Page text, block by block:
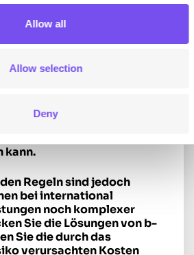
Allow all
Allow selection
Deny
. Obwohl er auch verzögert
kann, ist der Scheck
ohne Einhaltung der
eignet sich
dass jede Partei ihre
kann.
Regeln sind jedoch
bei international
noch komplexer
Sie die Lösungen von b-
Sie die durch das
verursachten Kosten